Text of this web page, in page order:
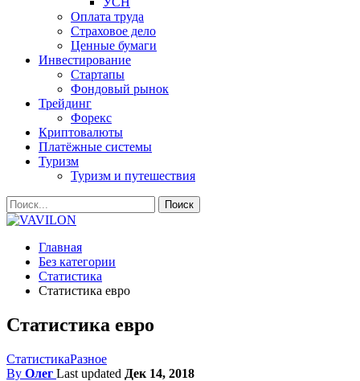
Оплата труда
Страховое дело
Ценные бумаги
Инвестирование
Стартапы
Фондовый рынок
Трейдинг
Форекс
Криптовалюты
Платёжные системы
Туризм
Туризм и путешествия
Главная
Без категории
Статистика
Статистика евро
Статистика евро
СтатистикаРазное
By Олег Last updated Дек 14, 2018